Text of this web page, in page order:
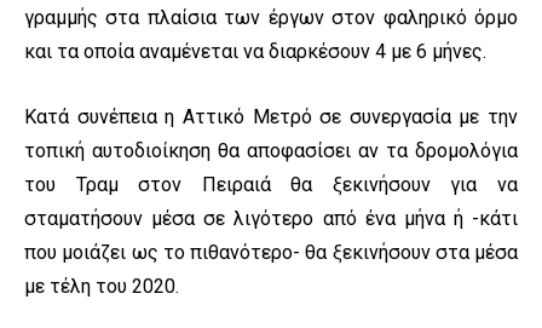
γραμμής στα πλαίσια των έργων στον φαληρικό όρμο
και τα οποία αναμένεται να διαρκέσουν 4 με 6 μήνες.
Κατά συνέπεια η Αττικό Μετρό σε συνεργασία με την
τοπική αυτοδιοίκηση θα αποφασίσει αν τα δρομολόγια
του Τραμ στον Πειραιά θα ξεκινήσουν για να
σταματήσουν μέσα σε λιγότερο από ένα μήνα ή -κάτι
που μοιάζει ως το πιθανότερο- θα ξεκινήσουν στα μέσα
με τέλη του 2020.